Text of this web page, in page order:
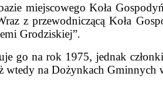
miejscowego Koła
z przewodniczącą Koła
Grodziskiej”.
go na rok 1975, jednak
wtedy na Dożynkach